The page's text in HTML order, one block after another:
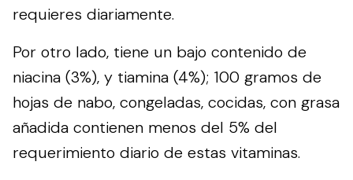
requieres diariamente.
Por otro lado, tiene un bajo contenido de
niacina (3%), y tiamina (4%); 100 gramos de
hojas de nabo, congeladas, cocidas, con grasa
añadida contienen menos del 5% del
requerimiento diario de estas vitaminas.